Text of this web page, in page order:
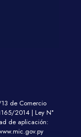
de Comercio
2014 | Ley N°
de aplicación: